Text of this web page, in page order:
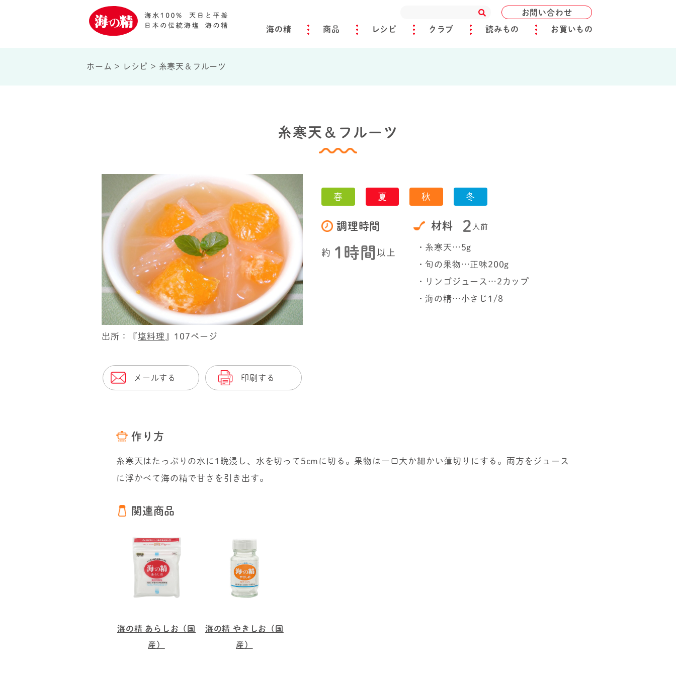
お問い合わせ
海の精 商品 レシピ クラブ 読みもの お買いもの
ホーム > レシピ > 糸寒天＆フルーツ
糸寒天＆フルーツ
出所：『塩料理 』107ページ
メールする 印刷する
春 夏 秋 冬
調理時間
約 1時間 以上
材料 2 人前
・糸寒天…5g
・旬の果物…正味200g
・リンゴジュース…2カップ
・海の精…小さじ1/8
作り方
糸寒天はたっぷりの水に1晩浸し、水を切って5cmに切る。果物は一口大か細かい薄切りにする。両方をジュース
に浮かべて海の精で甘さを引き出す。
関連商品
海の精 あらしお（国
産）
海の精 やきしお（国
産）